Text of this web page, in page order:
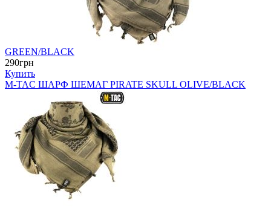
GREEN/BLACK
290грн
Купить
M-TAC ШАРФ ШЕМАГ PIRATE SKULL OLIVE/BLACK